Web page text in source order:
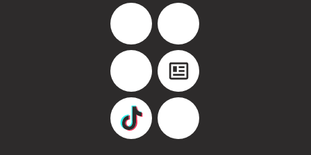
Facebook Instagram
YouTube Blog
TikTok Pinterest